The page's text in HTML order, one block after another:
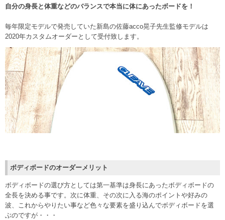
自分の身長と体重などのバランスで本当に体にあったボードを！
毎年限定モデルで発売していた新島の佐藤acco晃子先生監修モデルは
2020年カスタムオーダーとして受付致します。
ボディボードのオーダーメリット
ボディボードの選び方としては第一基準は身長にあったボディボードの
全長を決める事です。次に体重、その次に入る海のポイントや好みの
波、これからやりたい事など色々な要素を盛り込んでボディボードを選
ぶのですが・・・